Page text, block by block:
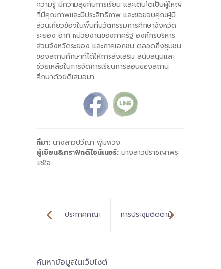
ความรู้ มีความสุขกับการเรียน และเติบโตเป็นผู้ใหญ่
ที่มีคุณภาพและมีประสิทธิภาพ และขอขอบคุณผู้มี
ส่วนเกี่ยวข้องในพื้นที่นวัตกรรมการศึกษาจังหวัด
ระยอง อาทิ หน่วยงานของภาครัฐ องค์กรบริหาร
ส่วนจังหวัดระยอง และภาคเอกชน ตลอดถึงชุมชน
ของสถานศึกษาที่ได้ให้การส่งเสริม สนับสนุนและ
ช่วยเหลือในการจัดการเรียนการสอนของสถาน
ศึกษาด้วยดีเสมอมา
ที่มา: นางสาวปวีณา พุ่มพวง
ผู้เขียน&กราฟิกดีไซน์เนอร์: นางสาวปราชญาพร
แช่ใจ
ประกาศคณะ
พื้นที่นวัตกรรม
การประชุมติดตาม
ค้นหาข้อมูลในเว็บไซต์